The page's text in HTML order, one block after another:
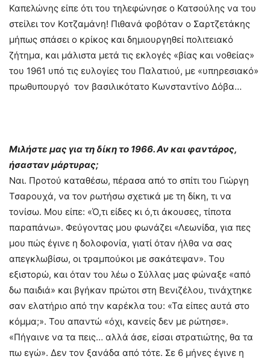
Καπελώνης είπε ότι του τηλεφώνησε ο Κατσούλης να του
στείλει τον Κοτζαμάνη! Πιθανά φοβόταν ο Σαρτζετάκης
μήπως σπάσει ο κρίκος και δημιουργηθεί πολιτειακό
ζήτημα, και μάλιστα μετά τις εκλογές «βίας και νοθείας»
του 1961 υπό τις ευλογίες του Παλατιού, με «υπηρεσιακό»
πρωθυπουργό τον βασιλικότατο Κωνσταντίνο Δόβα…
Μιλήστε μας για τη δίκη το 1966. Αν και φαντάρος,
ήσασταν μάρτυρας;
Ναι. Προτού καταθέσω, πέρασα από το σπίτι του Γιώργη
Τσαρουχά, να τον ρωτήσω σχετικά με τη δίκη, τι να
τονίσω. Μου είπε: «Ό,τι είδες κι ό,τι άκουσες, τίποτα
παραπάνω». Φεύγοντας μου φωνάζει «Λεωνίδα, για πες
μου πώς έγινε η δολοφονία, γιατί όταν ήλθα να σας
απεγκλωβίσω, οι τραμπούκοι με σακάτεψαν». Του
εξιστορώ, και όταν του λέω ο Σύλλας μας φώναξε «από
δω παιδιά» και βγήκαν πρώτοι στη Βενιζέλου, τινάχτηκε
σαν ελατήριο από την καρέκλα του: «Τα είπες αυτά στο
κόμμα;». Του απαντώ «όχι, κανείς δεν με ρώτησε».
«Πήγαινε να τα πεις… αλλά άσε, είσαι στρατιώτης, θα τα
πω εγώ». Δεν τον ξανάδα από τότε. Σε 6 μήνες έγινε η